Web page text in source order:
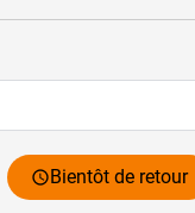
Bientôt de retour